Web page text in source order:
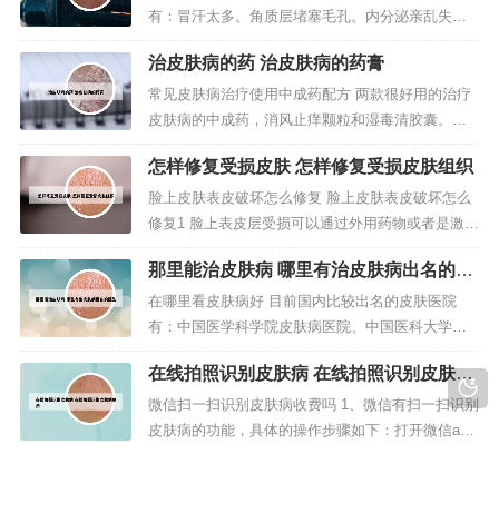
有：冒汗太多。角质层堵塞毛孔。内分泌亲乱失
调。皮脂分泌过旺。建议：保证睡眠充足。不要直
接接触。饮食尽量平淡。勿食辛辣食品，不酗酒不
吸烟。良好的生活习惯。2、情绪过于紧张忧虑胸口
长痘痘可能是因为情绪长时间处于紧张忧虑中有
关。情绪忧虑紧张时肾脏腺激素增加，人...
治皮肤病的药 治皮肤病的药膏
常见皮肤病治疗使用中成药配方 两款很好用的治疗
皮肤病的中成药，消风止痒颗粒和湿毒清胶囊。，
手里没皂皂的亲们可试试：消风止痒颗粒：防风、
蝉蜕、地骨皮、苍术、亚麻子、当归、地黄、 木
通、荆芥、石膏、甘草。功效为消风清热，除湿止
痒。首先介绍的是当归、黄芪、白术和川芎四种中
药组成的“四物汤”，它可以治疗因寒...
怎样修复受损皮肤 怎样修复受损皮肤组织
脸上皮肤表皮破坏怎么修复 脸上皮肤表皮破坏怎么
修复1 脸上表皮层受损可以通过外用药物或者是激光
手术的方式治疗，根据自身的情况选择合适的治疗
措施，并且还要做好皮肤的护理工作。脸上皮肤损
伤了如何修复1 冰敷患处。在皮肤受损以后，大家可
以把化妆棉用化妆水浸泡一下，然后放到冰箱里，1
0分钟左右再拿出来，用冰...
那里能治皮肤病 哪里有治皮肤病出名的医
生
在哪里看皮肤病好 目前国内比较出名的皮肤医院
有：中国医学科学院皮肤病医院、中国医科大学附
属第一医院、中南大学湘雅二医院、空军军医大学
西京医院、安徽医科大学第一附属医院、中南大学
湘雅医院。皮肤相对公认最好的是上海华山，近些
年来比如西京医院皮肤发展也非常不错。北京协和
在线拍照识别皮肤病 在线拍照识别皮肤病
免费
微信扫一扫识别皮肤病收费吗 1、微信有扫一扫识别
皮肤病的功能，具体的操作步骤如下：打开微信ap